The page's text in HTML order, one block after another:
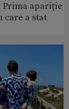
Prima apariție
care a stat